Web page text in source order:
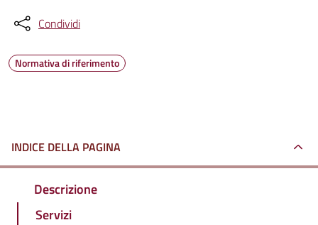
Condividi
Normativa di riferimento
INDICE DELLA PAGINA
Descrizione
Servizi